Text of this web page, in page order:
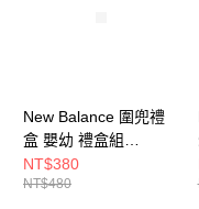
New Balance 圍兜禮
盒 嬰幼 禮盒組
LAKB0105NNY-F
NT$380
NT$480